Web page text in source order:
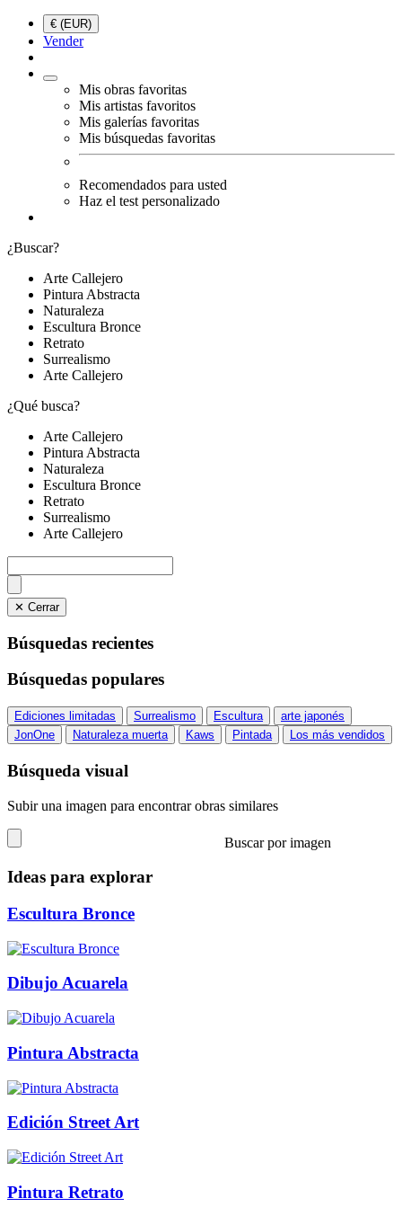
€ (EUR)
Vender
Mis obras favoritas
Mis artistas favoritos
Mis galerías favoritas
Mis búsquedas favoritas
Recomendados para usted
Haz el test personalizado
¿Buscar?
Arte Callejero
Pintura Abstracta
Naturaleza
Escultura Bronce
Retrato
Surrealismo
Arte Callejero
¿Qué busca?
Arte Callejero
Pintura Abstracta
Naturaleza
Escultura Bronce
Retrato
Surrealismo
Arte Callejero
✕ Cerrar
Búsquedas recientes
Búsquedas populares
Ediciones limitadas Surrealismo Escultura
arte japonés
JonOne
Naturaleza muerta Kaws Pintada Los más vendidos
Búsqueda visual
Subir una imagen para encontrar obras similares
Buscar por imagen
Ideas para explorar
Escultura Bronce
Dibujo Acuarela
Pintura Abstracta
Edición Street Art
Pintura Retrato